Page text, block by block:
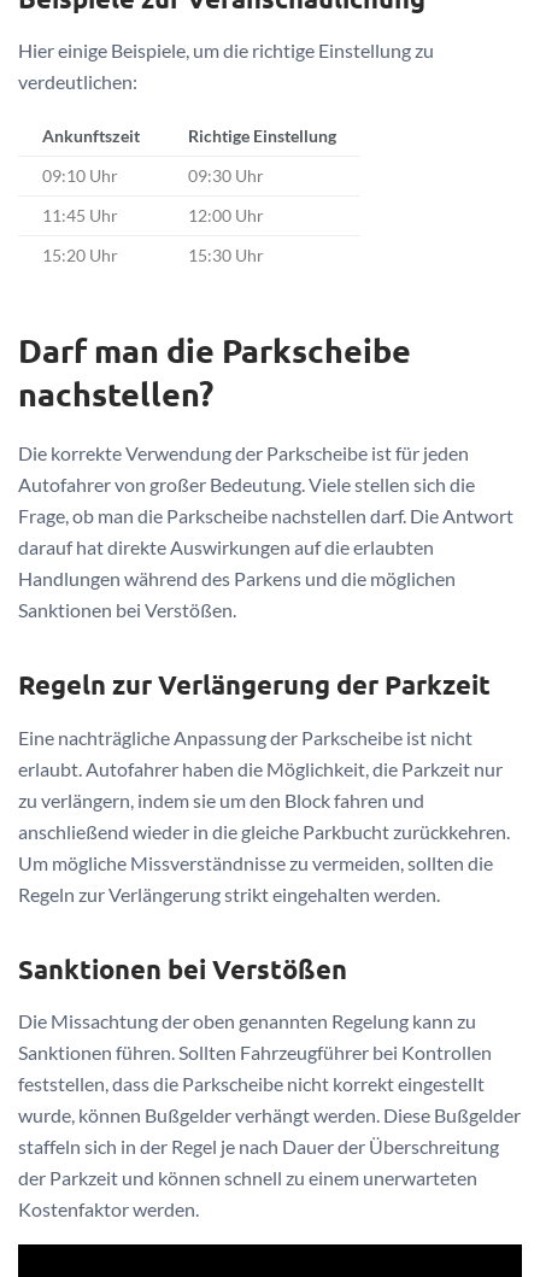
Hier einige Beispiele, um die richtige Einstellung zu
verdeutlichen:
Ankunftszeit Richtige Einstellung
09:10 Uhr 09:30 Uhr
11:45 Uhr 12:00 Uhr
15:20 Uhr 15:30 Uhr
Darf man die Parkscheibe
nachstellen?
Die korrekte Verwendung der Parkscheibe ist für jeden
Autofahrer von großer Bedeutung. Viele stellen sich die
Frage, ob man die Parkscheibe nachstellen darf. Die Antwort
darauf hat direkte Auswirkungen auf die erlaubten
Handlungen während des Parkens und die möglichen
Sanktionen bei Verstößen.
Regeln zur Verlängerung der Parkzeit
Eine nachträgliche Anpassung der Parkscheibe ist nicht
erlaubt. Autofahrer haben die Möglichkeit, die Parkzeit nur
zu verlängern, indem sie um den Block fahren und
anschließend wieder in die gleiche Parkbucht zurückkehren.
Um mögliche Missverständnisse zu vermeiden, sollten die
Regeln zur Verlängerung strikt eingehalten werden.
Sanktionen bei Verstößen
Die Missachtung der oben genannten Regelung kann zu
Sanktionen führen. Sollten Fahrzeugführer bei Kontrollen
feststellen, dass die Parkscheibe nicht korrekt eingestellt
wurde, können Bußgelder verhängt werden. Diese Bußgelder
staffeln sich in der Regel je nach Dauer der Überschreitung
der Parkzeit und können schnell zu einem unerwarteten
Kostenfaktor werden.